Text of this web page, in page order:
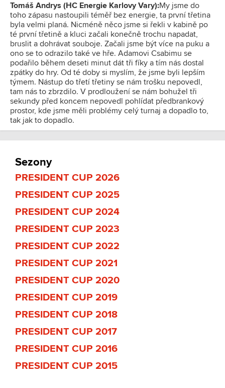
Tomáš Andrys (HC Energie Karlovy Vary):My jsme do
toho zápasu nastoupili téměř bez energie, ta první třetina
byla velmi planá. Nicméně něco jsme si řekli v kabině po
té první třetině a kluci začali konečně trochu napadat,
bruslit a dohrávat souboje. Začali jsme být více na puku a
ono se to odrazilo také ve hře. Adamovi Csabimu se
podařilo během deseti minut dát tři fíky a tím nás dostal
zpátky do hry. Od té doby si myslím, že jsme byli lepším
týmem. Nástup do třetí třetiny se nám trošku nepovedl,
tam nás to zbrzdilo. V prodloužení se nám bohužel tři
sekundy před koncem nepovedl pohlídat předbrankový
prostor, kde jsme měli problémy celý turnaj a dopadlo to,
tak jak to dopadlo.
Sezony
PRESIDENT CUP 2026
PRESIDENT CUP 2025
PRESIDENT CUP 2024
PRESIDENT CUP 2023
PRESIDENT CUP 2022
PRESIDENT CUP 2021
PRESIDENT CUP 2020
PRESIDENT CUP 2019
PRESIDENT CUP 2018
PRESIDENT CUP 2017
PRESIDENT CUP 2016
PRESIDENT CUP 2015